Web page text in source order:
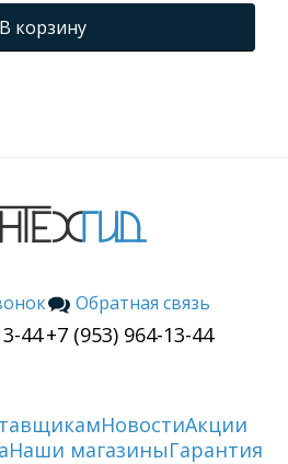
В корзину
44
Обратная связь
+7 (953) 964-13-44
НовостиАкции
Наши магазиныГарантия